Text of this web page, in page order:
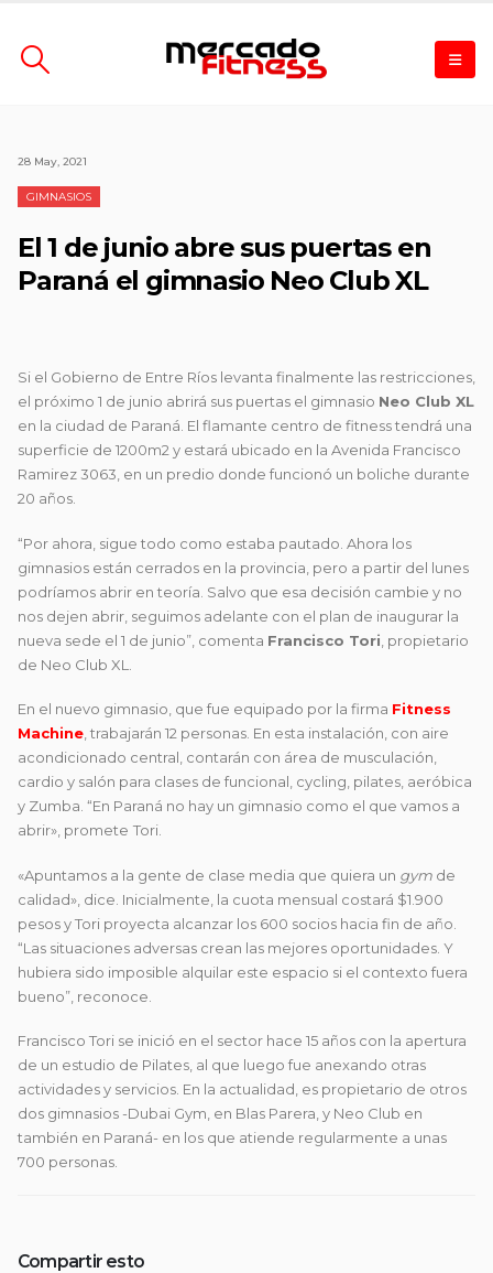
28 May, 2021
GIMNASIOS
El 1 de junio abre sus puertas en
Paraná el gimnasio Neo Club XL
Si el Gobierno de Entre Ríos levanta finalmente las restricciones,
el próximo 1 de junio abrirá sus puertas el gimnasio Neo Club XL
en la ciudad de Paraná. El flamante centro de fitness tendrá una
superficie de 1200m2 y estará ubicado en la Avenida Francisco
Ramirez 3063, en un predio donde funcionó un boliche durante
20 años.
“Por ahora, sigue todo como estaba pautado. Ahora los
gimnasios están cerrados en la provincia, pero a partir del lunes
podríamos abrir en teoría. Salvo que esa decisión cambie y no
nos dejen abrir, seguimos adelante con el plan de inaugurar la
nueva sede el 1 de junio”, comenta Francisco Tori , propietario
de Neo Club XL.
En el nuevo gimnasio, que fue equipado por la firma Fitness
Machine , trabajarán 12 personas. En esta instalación, con aire
acondicionado central, contarán con área de musculación,
cardio y salón para clases de funcional, cycling, pilates, aeróbica
y Zumba. “En Paraná no hay un gimnasio como el que vamos a
abrir», promete Tori.
«Apuntamos a la gente de clase media que quiera un gym de
calidad», dice. Inicialmente, la cuota mensual costará $1.900
pesos y Tori proyecta alcanzar los 600 socios hacia fin de año.
“Las situaciones adversas crean las mejores oportunidades. Y
hubiera sido imposible alquilar este espacio si el contexto fuera
bueno”, reconoce.
Francisco Tori se inició en el sector hace 15 años con la apertura
de un estudio de Pilates, al que luego fue anexando otras
actividades y servicios. En la actualidad, es propietario de otros
dos gimnasios -Dubai Gym, en Blas Parera, y Neo Club en
también en Paraná- en los que atiende regularmente a unas
700 personas.
Compartir esto